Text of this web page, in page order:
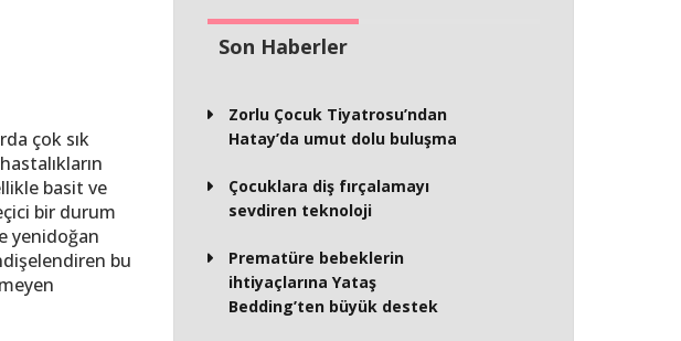
çok sık
basit ve
bir durum
yenidoğan
bu
Son Haberler
Zorlu Çocuk Tiyatrosu’ndan
Hatay’da umut dolu buluşma
Çocuklara diş fırçalamayı
sevdiren teknoloji
Prematüre bebeklerin
ihtiyaçlarına Yataş
Bedding’ten büyük destek